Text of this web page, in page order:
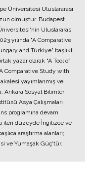
Üniversitesi Uluslararası
olmuştur. Budapest
Uluslararası
yılında "A Comparative
and Türkiye" başlıklı
yazar olarak "A Tool of
Comparative Study with
yayımlanmış ve
Ankara Sosyal Bilimler
Asya Çalışmaları
programına devam
ileri düzeyde İngilizce ve
araştırma alanları;
ve Yumaşak Güç'tür.